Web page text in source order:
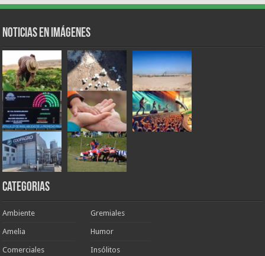
Noticias en Imágenes
Categorias
Ambiente
Amelia
Comerciales
Gremiales
Humor
Insólitos